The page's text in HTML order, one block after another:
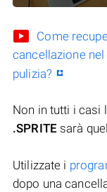
Come
cancellazione
pulizia?
Non in tutti i casi
.SPRITEsarà
Utilizzate i
dopo una